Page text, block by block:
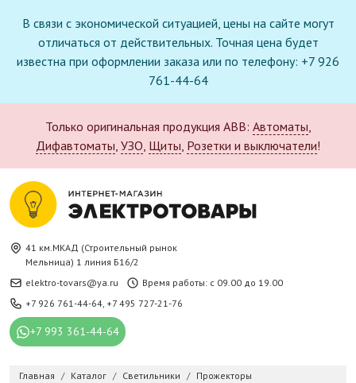
В связи с экономической ситуацией, цены на сайте могут
отличаться от действительных. Точная цена будет
известна при оформлении заказа или по телефону: +7 926
761-44-64
Только оригинальная продукция ABB: Автоматы,
Дифавтоматы, УЗО, Щиты, Розетки и выключатели!
41 км.МКАД (Строительный рынок
Мельница) 1 линия Б16/2
elektro-tovars@ya.ru
Время работы: с 09.00 до 19.00
+7 926 761-44-64, +7 495 727-21-76
+7 993 361-44-64
Главная Каталог Светильники
Прожекторы